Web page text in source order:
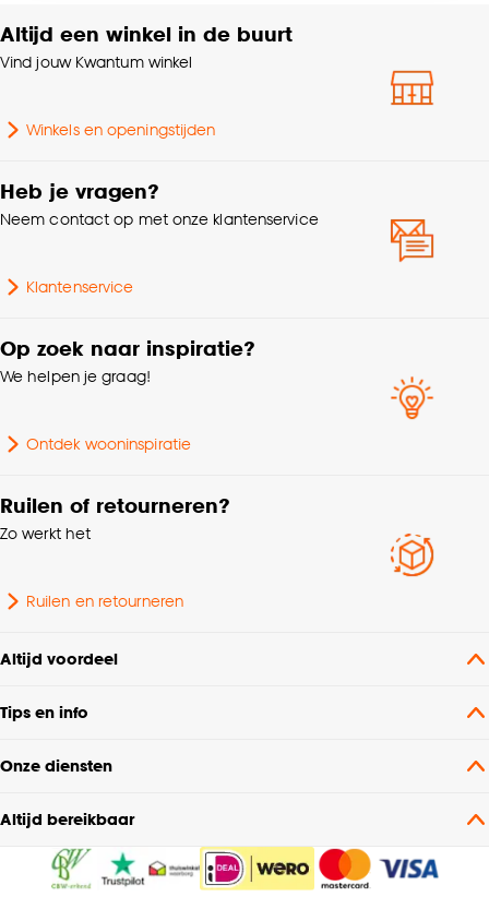
klikken.
Goed om te weten is dat je deze keuze altijd nog
cookieverklaring
.
Wasvoorschriften
Strijken °, Niet in de
Gewicht gram per m2
Altijd een winkel in de buurt
Vind jouw Kwantum winkel
Winkels en openingstijden
Heb je vragen?
Neem contact op met onze klantenservice
Klantenservice
Op zoek naar inspiratie?
We helpen je graag!
Ontdek wooninspiratie
Ruilen of retourneren?
Zo werkt het
Ruilen en retourneren
Altijd voordeel
Tips en info
Onze diensten
Altijd bereikbaar